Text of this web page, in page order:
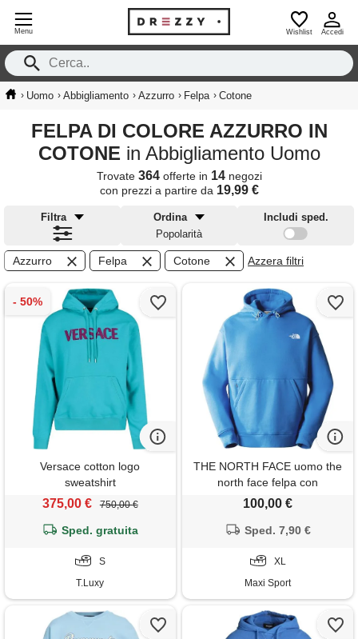
Menu Wishlist Accedi
› Uomo › Abbigliamento › Azzurro › Felpa › Cotone
FELPA DI COLORE AZZURRO IN
COTONE in Abbigliamento Uomo
Trovate 364offerte in 14negozi
con prezzi a partire da 19,99 €
Filtra
Ordina
Popolarità
Includi sped.
Azzurro Felpa Cotone Azzera filtri
Versace cotton logo
sweatshirt
375,00 € 750,00 €
Sped. gratuita
S
T.Luxy
THE NORTH FACE uomo the
north face felpa con
cappuccio icon
100,00 €
Sped. 7,90 €
XL
Maxi Sport